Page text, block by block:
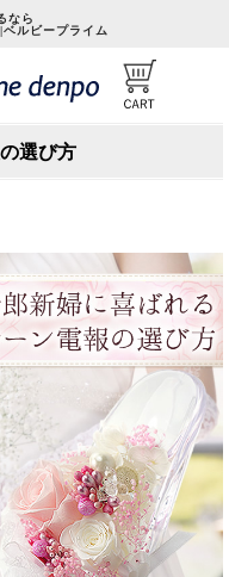
なら
ルビープライム
選び方